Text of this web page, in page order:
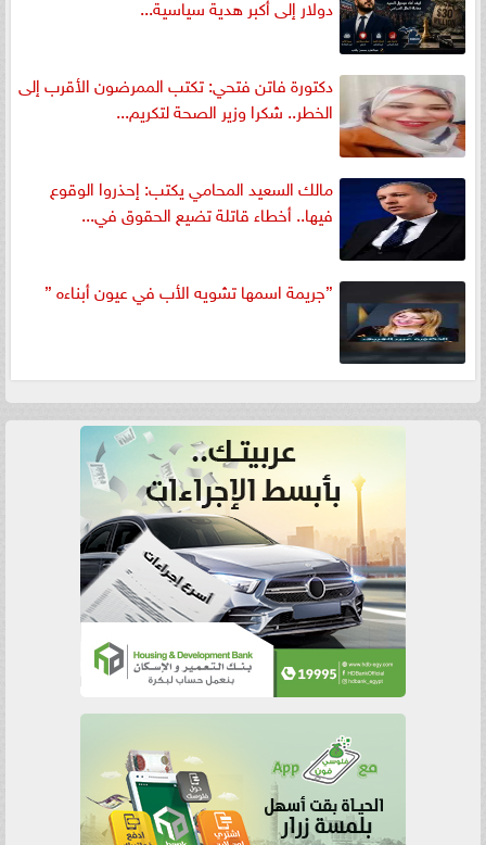
دكتورة فاتن فتحي: تكتب الممرضون الأقرب إلى
الخطر.. شكرا وزير الصحة لتكريم...
مالك السعيد المحامي يكتب: إحذروا الوقوع
فيها.. أخطاء قاتلة تضيع الحقوق في...
”جريمة اسمها تشويه الأب في عيون أبناءه ”